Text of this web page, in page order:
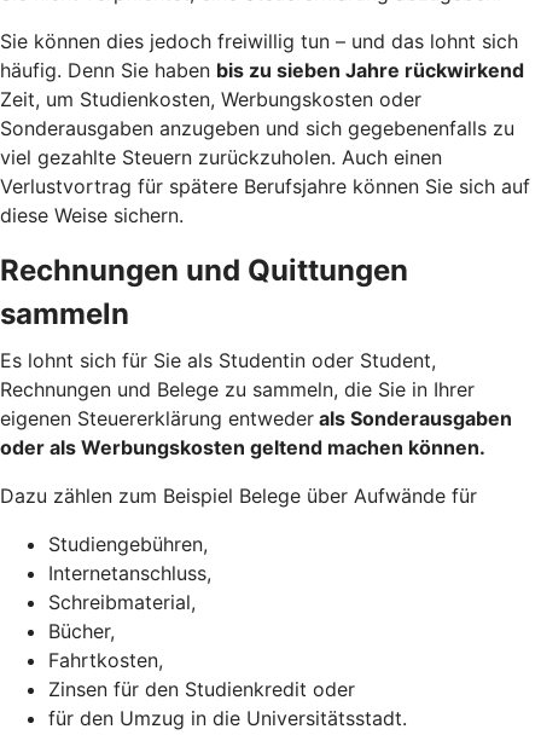
Sie können dies jedoch freiwillig tun – und das lohnt sich
häufig. Denn Sie haben bis zu sieben Jahre rückwirkend
Zeit, um Studienkosten, Werbungskosten oder
Sonderausgaben anzugeben und sich gegebenenfalls zu
viel gezahlte Steuern zurückzuholen. Auch einen
Verlustvortrag für spätere Berufsjahre können Sie sich auf
diese Weise sichern.
Rechnungen und Quittungen
sammeln
Es lohnt sich für Sie als Studentin oder Student,
Rechnungen und Belege zu sammeln, die Sie in Ihrer
eigenen Steuererklärung entweder als Sonderausgaben
oder als Werbungskosten geltend machen können.
Dazu zählen zum Beispiel Belege über Aufwände für
Studiengebühren,
Internetanschluss,
Schreibmaterial,
Bücher,
Fahrtkosten,
Zinsen für den Studienkredit oder
für den Umzug in die Universitätsstadt.